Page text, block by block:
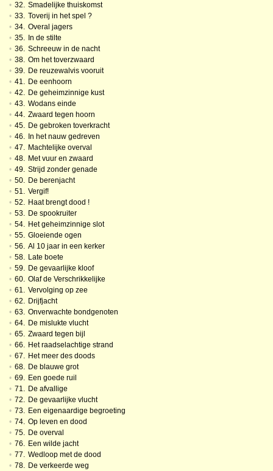
• 32. Smadelijke thuiskomst
• 33. Toverij in het spel ?
• 34. Overal jagers
• 35. In de stilte
• 36. Schreeuw in de nacht
• 38. Om het toverzwaard
• 39. De reuzewalvis vooruit
• 41. De eenhoorn
• 42. De geheimzinnige kust
• 43. Wodans einde
• 44. Zwaard tegen hoorn
• 45. De gebroken toverkracht
• 46. In het nauw gedreven
• 47. Machtelijke overval
• 48. Met vuur en zwaard
• 49. Strijd zonder genade
• 50. De berenjacht
• 51. Vergif!
• 52. Haat brengt dood !
• 53. De spookruiter
• 54. Het geheimzinnige slot
• 55. Gloeiende ogen
• 56. Al 10 jaar in een kerker
• 58. Late boete
• 59. De gevaarlijke kloof
• 60. Olaf de Verschrikkelijke
• 61. Vervolging op zee
• 62. Drijfjacht
• 63. Onverwachte bondgenoten
• 64. De mislukte vlucht
• 65. Zwaard tegen bijl
• 66. Het raadselachtige strand
• 67. Het meer des doods
• 68. De blauwe grot
• 69. Een goede ruil
• 71. De afvallige
• 72. De gevaarlijke vlucht
• 73. Een eigenaardige begroeting
• 74. Op leven en dood
• 75. De overval
• 76. Een wilde jacht
• 77. Wedloop met de dood
• 78. De verkeerde weg